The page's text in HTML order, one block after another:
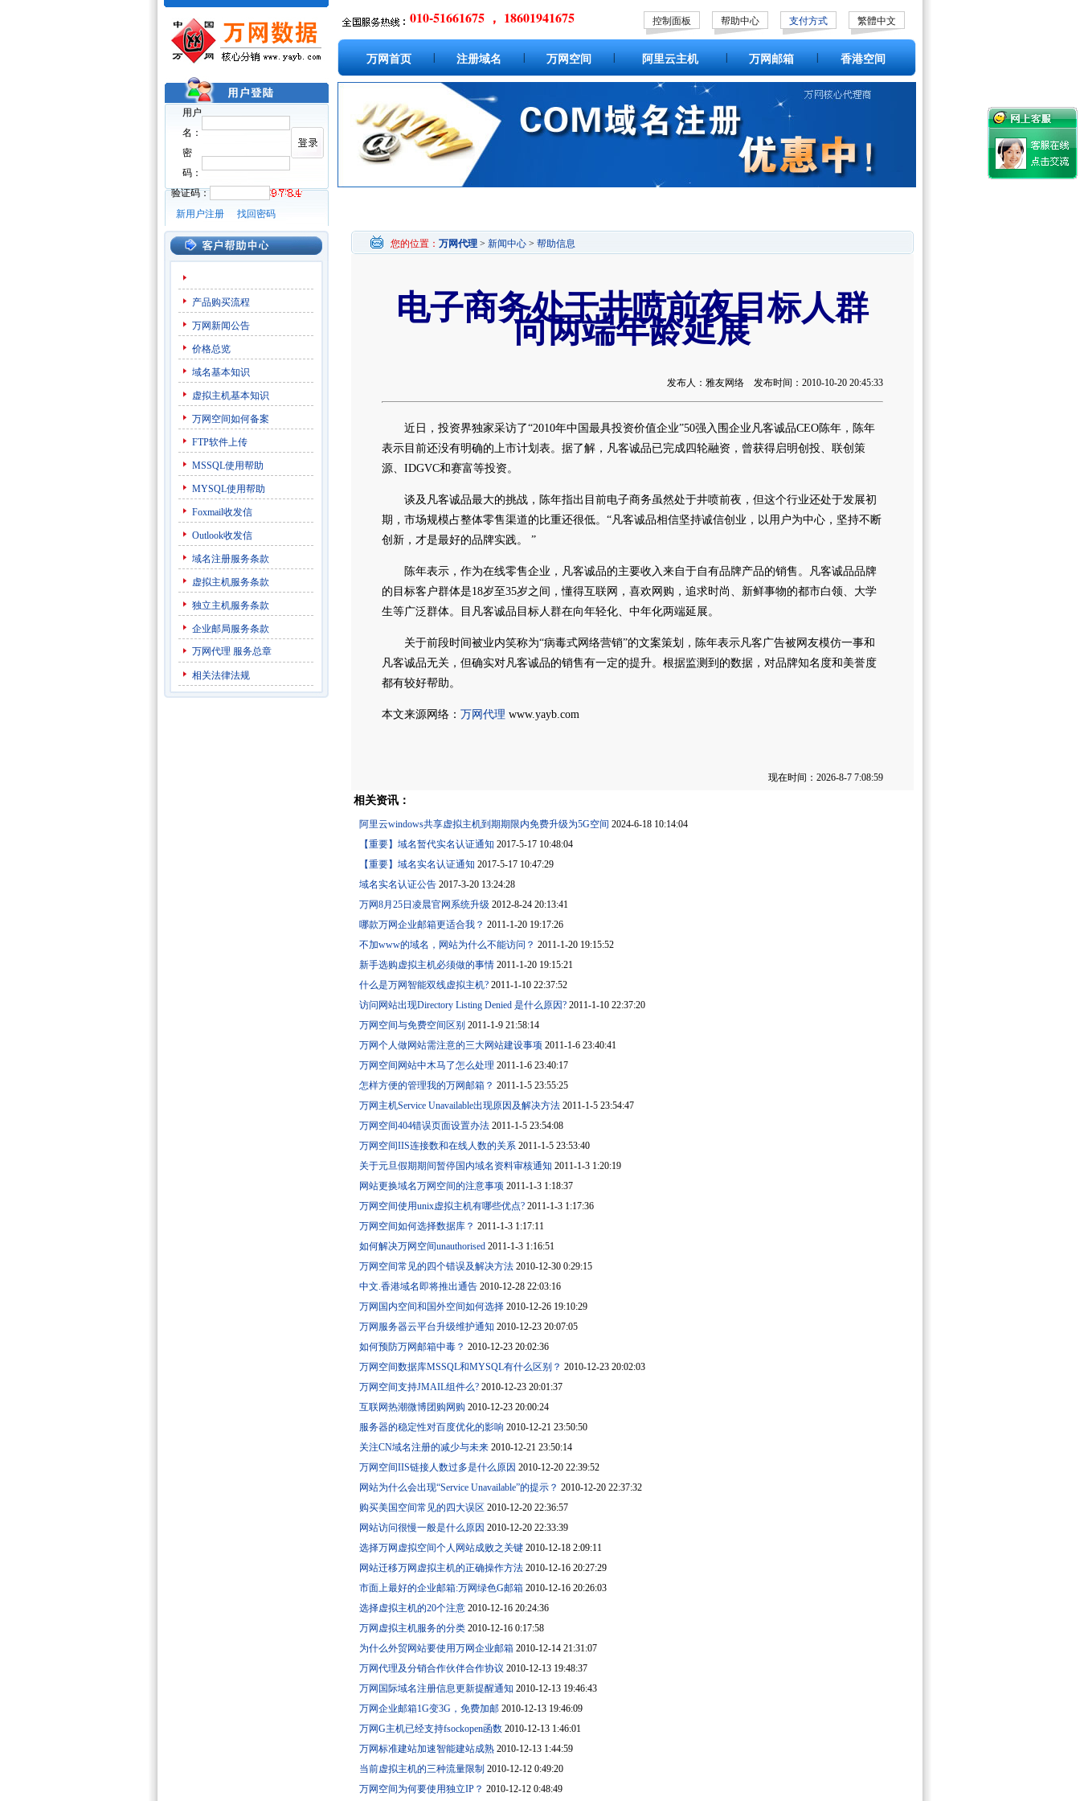
用户
名：
密
码：
验证码：
新用户注册
找回密码
010-51661675 ， 18601941675 控制面板 帮助中心 支付方式 繁體中文
万网首页 注册域名 万网空间 阿里云主机 万网邮箱 香港空间
产品购买流程
万网新闻公告
价格总览
域名基本知识
虚拟主机基本知识
万网空间如何备案
FTP软件上传
MSSQL使用帮助
MYSQL使用帮助
Foxmail收发信
Outlook收发信
域名注册服务条款
虚拟主机服务条款
独立主机服务条款
企业邮局服务条款
万网代理 服务总章
相关法律法规
您的位置： 万网代理 > 新闻中心 > 帮助信息
电子商务处于井喷前夜目标人群
向两端年龄延展
发布人：雅友网络 发布时间：2010-10-20 20:45:33
近日，投资界独家采访了“2010年中国最具投资价值企业”50强入围企业凡客诚品CEO陈年，陈年
表示目前还没有明确的上市计划表。据了解，凡客诚品已完成四轮融资，曾获得启明创投、联创策
源、IDGVC和赛富等投资。
谈及凡客诚品最大的挑战，陈年指出目前电子商务虽然处于井喷前夜，但这个行业还处于发展初
期，市场规模占整体零售渠道的比重还很低。“凡客诚品相信坚持诚信创业，以用户为中心，坚持不断
创新，才是最好的品牌实践。 ”
陈年表示，作为在线零售企业，凡客诚品的主要收入来自于自有品牌产品的销售。凡客诚品品牌
的目标客户群体是18岁至35岁之间，懂得互联网，喜欢网购，追求时尚、新鲜事物的都市白领、大学
生等广泛群体。目凡客诚品目标人群在向年轻化、中年化两端延展。
关于前段时间被业内笑称为“病毒式网络营销”的文案策划，陈年表示凡客广告被网友模仿一事和
凡客诚品无关，但确实对凡客诚品的销售有一定的提升。根据监测到的数据，对品牌知名度和美誉度
都有较好帮助。
本文来源网络： 万网代理 www.yayb.com
现在时间：2026-8-7 7:08:59
相关资讯：
阿里云windows共享虚拟主机到期期限内免费升级为5G空间 2024-6-18 10:14:04
【重要】域名暂代实名认证通知 2017-5-17 10:48:04
【重要】域名实名认证通知 2017-5-17 10:47:29
域名实名认证公告 2017-3-20 13:24:28
万网8月25日凌晨官网系统升级 2012-8-24 20:13:41
哪款万网企业邮箱更适合我？ 2011-1-20 19:17:26
不加www的域名，网站为什么不能访问？ 2011-1-20 19:15:52
新手选购虚拟主机必须做的事情 2011-1-20 19:15:21
什么是万网智能双线虚拟主机? 2011-1-10 22:37:52
访问网站出现Directory Listing Denied 是什么原因? 2011-1-10 22:37:20
万网空间与免费空间区别 2011-1-9 21:58:14
万网个人做网站需注意的三大网站建设事项 2011-1-6 23:40:41
万网空间网站中木马了怎么处理 2011-1-6 23:40:17
怎样方便的管理我的万网邮箱？ 2011-1-5 23:55:25
万网主机Service Unavailable出现原因及解决方法 2011-1-5 23:54:47
万网空间404错误页面设置办法 2011-1-5 23:54:08
万网空间IIS连接数和在线人数的关系 2011-1-5 23:53:40
关于元旦假期期间暂停国内域名资料审核通知 2011-1-3 1:20:19
网站更换域名万网空间的注意事项 2011-1-3 1:18:37
万网空间使用unix虚拟主机有哪些优点? 2011-1-3 1:17:36
万网空间如何选择数据库？ 2011-1-3 1:17:11
如何解决万网空间unauthorised 2011-1-3 1:16:51
万网空间常见的四个错误及解决方法 2010-12-30 0:29:15
中文.香港域名即将推出通告 2010-12-28 22:03:16
万网国内空间和国外空间如何选择 2010-12-26 19:10:29
万网服务器云平台升级维护通知 2010-12-23 20:07:05
如何预防万网邮箱中毒？ 2010-12-23 20:02:36
万网空间数据库MSSQL和MYSQL有什么区别？ 2010-12-23 20:02:03
万网空间支持JMAIL组件么? 2010-12-23 20:01:37
互联网热潮微博团购网购 2010-12-23 20:00:24
服务器的稳定性对百度优化的影响 2010-12-21 23:50:50
关注CN域名注册的减少与未来 2010-12-21 23:50:14
万网空间IIS链接人数过多是什么原因 2010-12-20 22:39:52
网站为什么会出现“Service Unavailable”的提示？ 2010-12-20 22:37:32
购买美国空间常见的四大误区 2010-12-20 22:36:57
网站访问很慢一般是什么原因 2010-12-20 22:33:39
选择万网虚拟空间个人网站成败之关键 2010-12-18 2:09:11
网站迁移万网虚拟主机的正确操作方法 2010-12-16 20:27:29
市面上最好的企业邮箱:万网绿色G邮箱 2010-12-16 20:26:03
选择虚拟主机的20个注意 2010-12-16 20:24:36
万网虚拟主机服务的分类 2010-12-16 0:17:58
为什么外贸网站要使用万网企业邮箱 2010-12-14 21:31:07
万网代理及分销合作伙伴合作协议 2010-12-13 19:48:37
万网国际域名注册信息更新提醒通知 2010-12-13 19:46:43
万网企业邮箱1G变3G，免费加邮 2010-12-13 19:46:09
万网G主机已经支持fsockopen函数 2010-12-13 1:46:01
万网标准建站加速智能建站成熟 2010-12-13 1:44:59
当前虚拟主机的三种流量限制 2010-12-12 0:49:20
万网空间为何要使用独立IP？ 2010-12-12 0:48:49